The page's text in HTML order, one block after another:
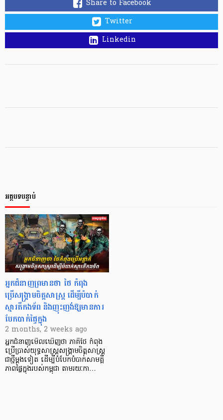
Share to Facebook
Twitter
Linkedin
អត្ថបទបន្ទាប់
អ្នកជំនាញព្រមានថា ថៃ កំពុង
ប្រើសង្គ្រាមចិត្តសាស្ត្រ ដើម្បីបំបាក់
ស្មារតីកងទ័ព និងញុះញង់ឱ្យមានការ
បែកបាក់ផ្ទៃក្នុង
2 months, 2 weeks ago
អ្នកជំនាញមើលឃើញថា ភាគីថៃ កំពុង
ប្រើប្រាស់យុទ្ធសាស្ត្រសង្គ្រាមចិត្តសាស្ត្រ
ជាថ្មីម្តងទៀត ដើម្បីបំបែកបំបាក់សាមគ្គី
ភាពផ្ទៃក្នុងរបស់កម្ពុជា តាមរយៈកា…